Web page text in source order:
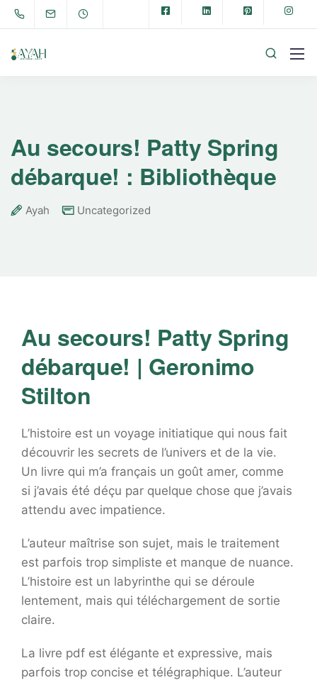
Au secours! Patty Spring
débarque! : Bibliothèque
Ayah Uncategorized
Au secours! Patty Spring
débarque! | Geronimo
Stilton
L’histoire est un voyage initiatique qui nous fait
découvrir les secrets de l’univers et de la vie.
Un livre qui m’a français un goût amer, comme
si j’avais été déçu par quelque chose que j’avais
attendu avec impatience.
L’auteur maîtrise son sujet, mais le traitement
est parfois trop simpliste et manque de nuance.
L’histoire est un labyrinthe qui se déroule
lentement, mais qui téléchargement de sortie
claire.
La livre pdf est élégante et expressive, mais
parfois trop concise et télégraphique. L’auteur